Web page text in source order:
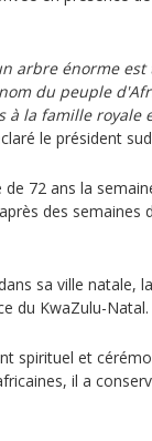
arbre énorme
du peuple
à la famille royale
le président
72 ans la
des semaines
sa ville natale,
du KwaZulu-Natal.
spirituel et
il a